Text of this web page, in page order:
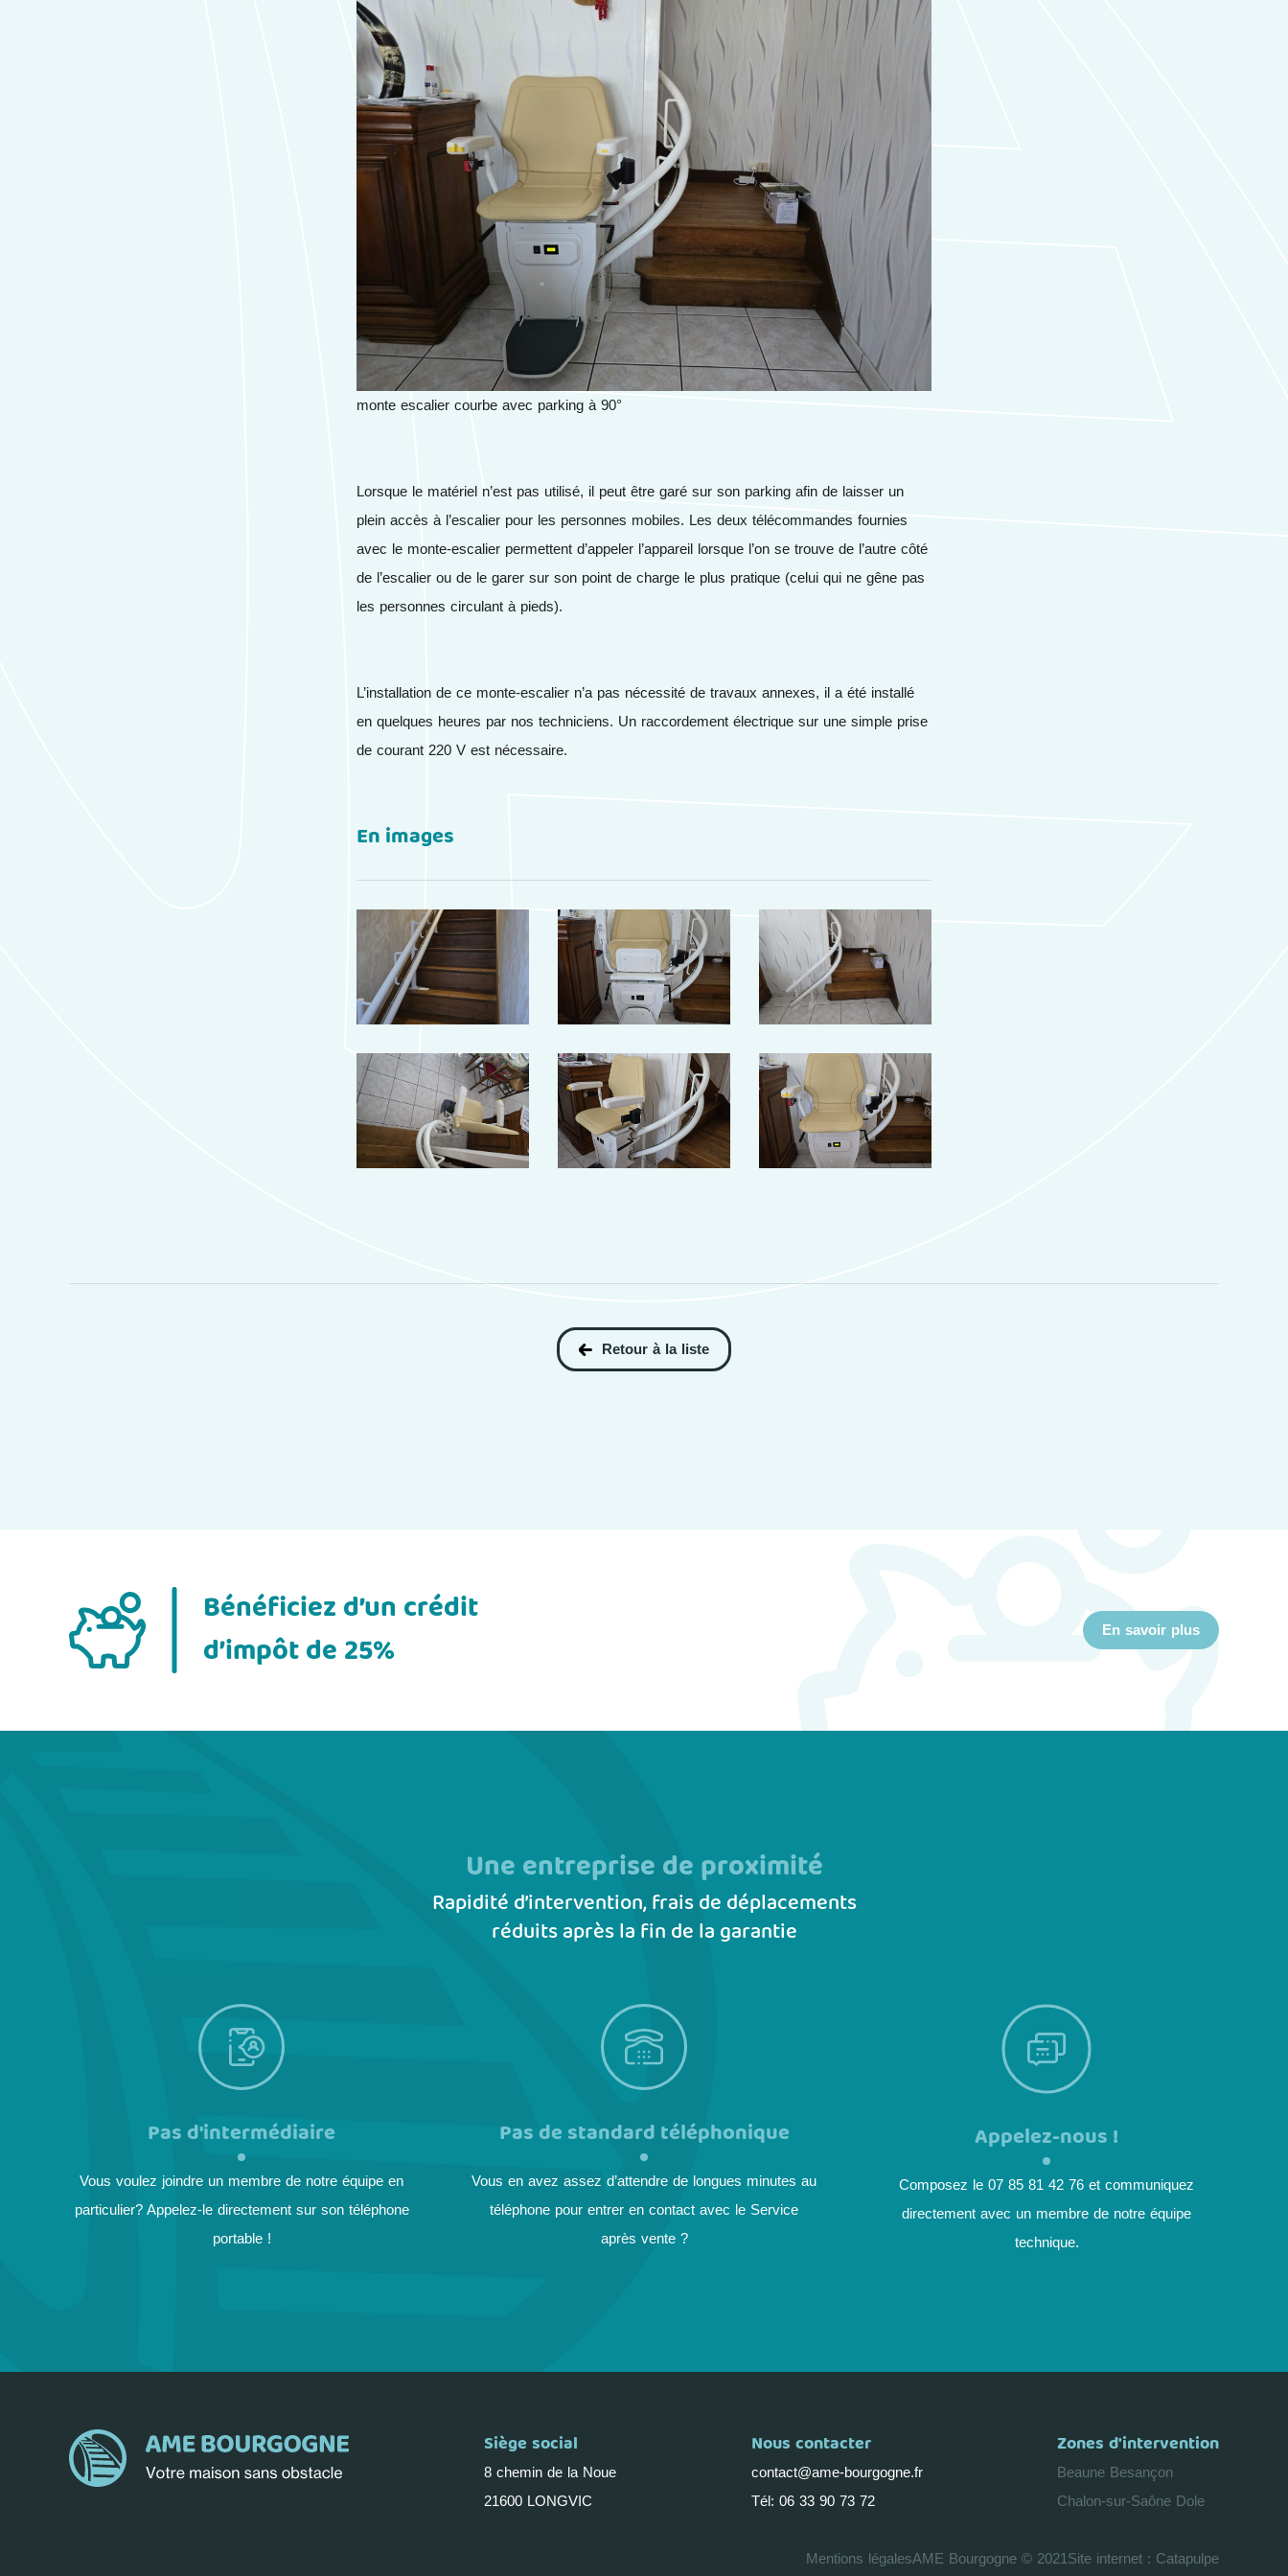
monte escalier courbe avec parking à 90°
Lorsque le matériel n’est pas utilisé, il peut être garé sur son parking afin de laisser un
plein accès à l’escalier pour les personnes mobiles. Les deux télécommandes fournies
avec le monte-escalier permettent d’appeler l’appareil lorsque l’on se trouve de l’autre côté
de l’escalier ou de le garer sur son point de charge le plus pratique (celui qui ne gêne pas
les personnes circulant à pieds).
L’installation de ce monte-escalier n’a pas nécessité de travaux annexes, il a été installé
en quelques heures par nos techniciens. Un raccordement électrique sur une simple prise
de courant 220 V est nécessaire.
En images
Retour à la liste
Bénéficiez d’un crédit
d’impôt de 25%
En savoir plus
Une entreprise de proximité
Rapidité d’intervention, frais de déplacements
réduits après la fin de la garantie
Pas d'intermédiaire
Vous voulez joindre un membre de notre équipe en
particulier? Appelez-le directement sur son téléphone
portable !
Pas de standard téléphonique
Vous en avez assez d’attendre de longues minutes au
téléphone pour entrer en contact avec le Service
après vente ?
Appelez-nous !
Composez le 07 85 81 42 76 et communiquez
directement avec un membre de notre équipe
technique.
Siège social
8 chemin de la Noue
21600 LONGVIC
Nous contacter
contact@ame-bourgogne.fr
Tél: 06 33 90 73 72
Zones d'intervention
Beaune Besançon
Chalon-sur-Saône Dole
Mentions légalesAME Bourgogne © 2021 Site internet : Catapulpe